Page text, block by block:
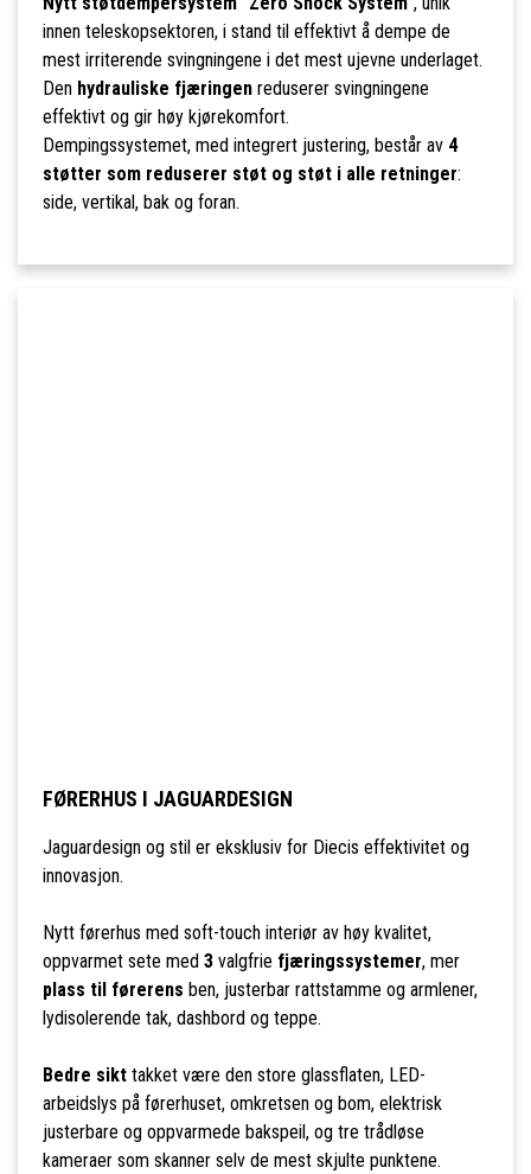
innen teleskopsektoren, i stand til effektivt å dempe de
mest irriterende svingningene i det mest ujevne underlaget.
Den hydrauliske fjæringenreduserer svingningene
effektivt og gir høy kjørekomfort.
Dempingssystemet, med integrert justering, består av 4
støtter som reduserer støt og støt i alle retninger:
side, vertikal, bak og foran.
FØRERHUS I JAGUARDESIGN
Jaguardesign og stil er eksklusiv for Diecis effektivitet og
innovasjon.
Nytt førerhus med soft-touch interiør av høy kvalitet,
oppvarmet sete med 3valgfrie fjæringssystemer, mer
plass til førerens ben, justerbar rattstamme og armlener,
lydisolerende tak, dashbord og teppe.
Bedre sikttakket være den store glassflaten, LED-
arbeidslys på førerhuset, omkretsen og bom, elektrisk
justerbare og oppvarmede bakspeil, og tre trådløse
kameraer som skanner selv de mest skjulte punktene.